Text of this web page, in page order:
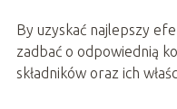
By uzyskać najlepszy
zadbać o odpowiednią
składników oraz ich